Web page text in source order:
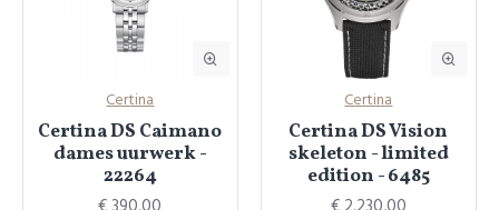
Certina
Certina DS Caimano
dames uurwerk -
22264
Certina
Certina DS Vision
skeleton - limited
edition - 6485